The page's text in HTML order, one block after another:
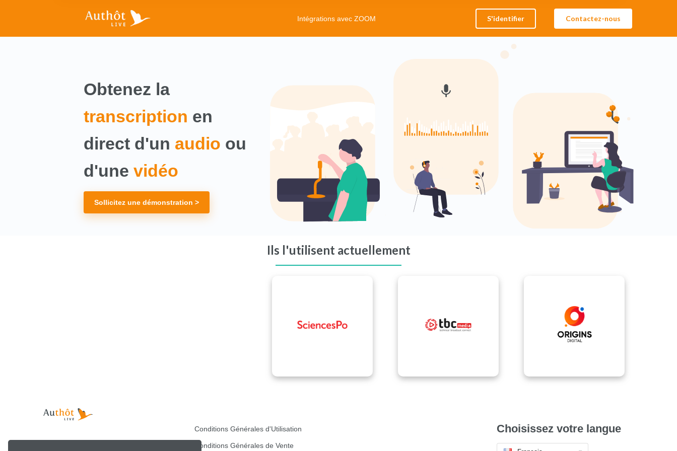
Intégrations avec ZOOM S'identifier Contactez-nous
Obtenez la
transcription en
direct d'un audio ou
d'une vidéo
Sollicitez une démonstration >
Ils l'utilisent actuellement
Conditions Générales d'Utilisation
Conditions Générales de Vente
Choisissez votre langue